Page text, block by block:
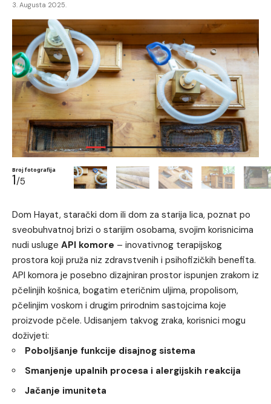
3. Augusta 2025.
Broj fotografija
1/5
Dom Hayat, starački dom ili dom za starija lica, poznat po
sveobuhvatnoj brizi o starijim osobama, svojim korisnicima
nudi usluge API komore – inovativnog terapijskog
prostora koji pruža niz zdravstvenih i psihofizičkih benefita.
API komora je posebno dizajniran prostor ispunjen zrakom iz
pčelinjih košnica, bogatim eteričnim uljima, propolisom,
pčelinjim voskom i drugim prirodnim sastojcima koje
proizvode pčele. Udisanjem takvog zraka, korisnici mogu
doživjeti:
Poboljšanje funkcije disajnog sistema
Smanjenje upalnih procesa i alergijskih reakcija
Jačanje imuniteta